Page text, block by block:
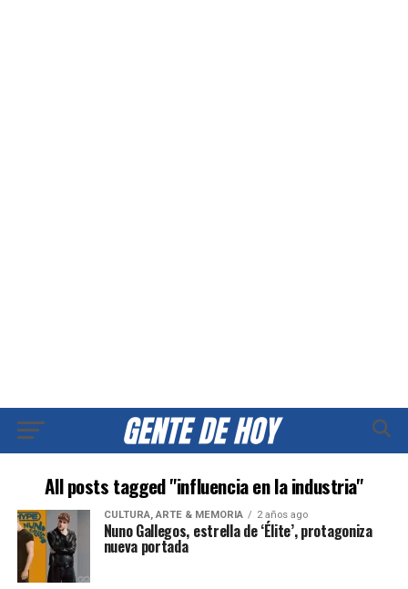
All posts tagged "influencia en la industria"
CULTURA, ARTE & MEMORIA 2 años ago
Nuno Gallegos, estrella de ‘Élite’, protagoniza
nueva portada